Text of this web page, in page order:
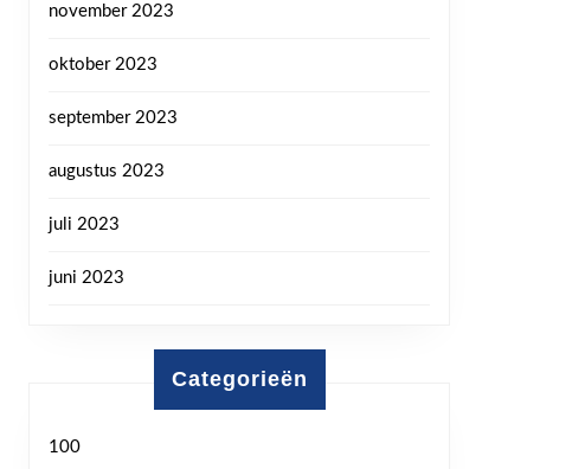
november 2023
oktober 2023
september 2023
augustus 2023
juli 2023
juni 2023
Categorieën
100